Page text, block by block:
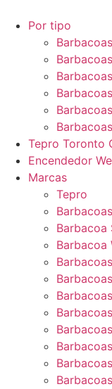
Por tipo
Tepro Toronto
Encendedor
Marcas
Tepro
Barbacoa
Barbacoa